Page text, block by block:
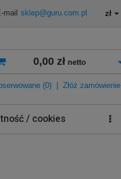
mail sklep@guru.com.pl zł
0,00 złnetto
(0) Złóż zamówienie
/ cookies